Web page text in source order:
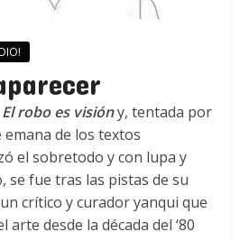
El robo es visióny, tentada por
de los textos
el sobretodo y con lupa y
se fue tras las pistas de su
crítico y curador yanqui que
desde la década del ‘80